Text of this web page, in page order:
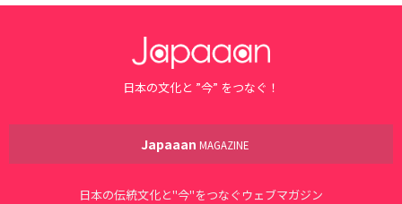
日本の文化と ”今” をつなぐ！
Japaaan MAGAZINE
日本の伝統文化と"今"をつなぐウェブマガジン